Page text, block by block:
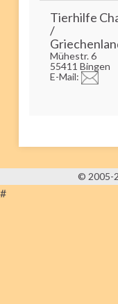
Tierhilfe
/
Mühestr. 6
55411 Bingen
E-Mail:
© 2005-
#